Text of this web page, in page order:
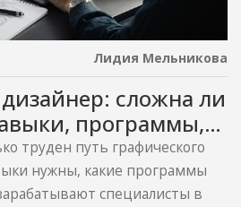
Лидия Мельникова
сложна ли
программы,
труден путь графического
нужны, какие программы
специалисты в